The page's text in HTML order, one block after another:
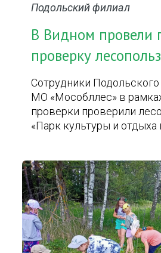
Подольский филиал
В Видном провели
проверку
Сотрудники
МО «Мособллес» в
проверки проверили
«Парк культуры и отдыха